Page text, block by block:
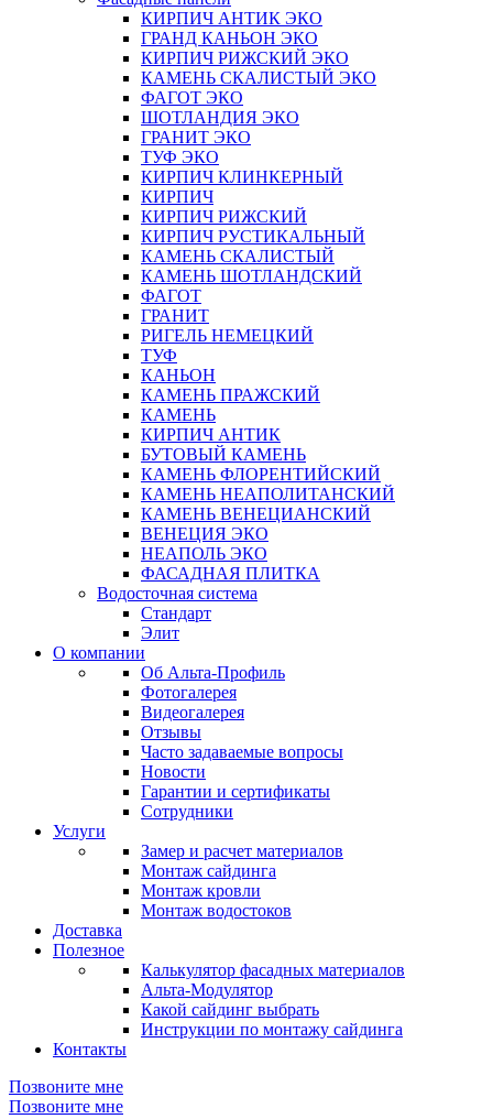
КИРПИЧ АНТИК ЭКО
ГРАНД КАНЬОН ЭКО
КИРПИЧ РИЖСКИЙ ЭКО
КАМЕНЬ СКАЛИСТЫЙ ЭКО
ФАГОТ ЭКО
ШОТЛАНДИЯ ЭКО
ГРАНИТ ЭКО
ТУФ ЭКО
КИРПИЧ КЛИНКЕРНЫЙ
КИРПИЧ
КИРПИЧ РИЖСКИЙ
КИРПИЧ РУСТИКАЛЬНЫЙ
КАМЕНЬ СКАЛИСТЫЙ
КАМЕНЬ ШОТЛАНДСКИЙ
ФАГОТ
ГРАНИТ
РИГЕЛЬ НЕМЕЦКИЙ
ТУФ
КАНЬОН
КАМЕНЬ ПРАЖСКИЙ
КАМЕНЬ
КИРПИЧ АНТИК
БУТОВЫЙ КАМЕНЬ
КАМЕНЬ ФЛОРЕНТИЙСКИЙ
КАМЕНЬ НЕАПОЛИТАНСКИЙ
КАМЕНЬ ВЕНЕЦИАНСКИЙ
ВЕНЕЦИЯ ЭКО
НЕАПОЛЬ ЭКО
ФАСАДНАЯ ПЛИТКА
Водосточная система
Стандарт
Элит
О компании
Об Альта-Профиль
Фотогалерея
Видеогалерея
Отзывы
Часто задаваемые вопросы
Новости
Гарантии и сертификаты
Сотрудники
Услуги
Замер и расчет материалов
Монтаж сайдинга
Монтаж кровли
Монтаж водостоков
Доставка
Полезное
Калькулятор фасадных материалов
Альта-Модулятор
Какой сайдинг выбрать
Инструкции по монтажу сайдинга
Контакты
Позвоните мне
Позвоните мне